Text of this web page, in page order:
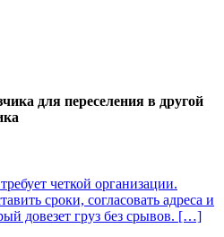
для переселения в другой
четкой организации.
сроки, согласовать адреса и
довезет груз без срывов. […]